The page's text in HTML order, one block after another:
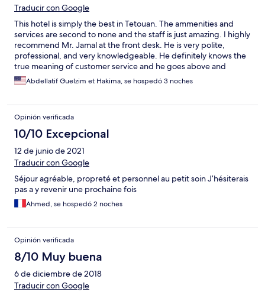
Traducir con Google
This hotel is simply the best in Tetouan. The ammenities and
services are second to none and the staff is just amazing. I highly
recommend Mr. Jamal at the front desk. He is very polite,
professional, and very knowledgeable. He definitely knows the
true meaning of customer service and he goes above and
beyond to make sure his clients are satisfied. Great job guys,
keep up the great work!
Abdellatif Guelzim et Hakima, se hospedó 3 noches
Opinión verificada
10/10 Excepcional
12 de junio de 2021
Traducir con Google
Séjour agréable, propreté et personnel au petit soin J’hésiterais
pas a y revenir une prochaine fois
Ahmed, se hospedó 2 noches
Opinión verificada
8/10 Muy buena
6 de diciembre de 2018
Traducir con Google